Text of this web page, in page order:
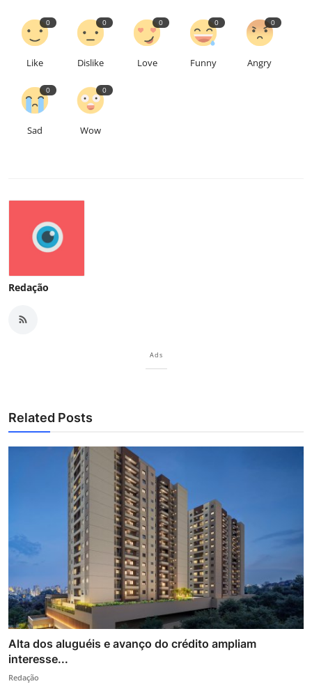
0
Like
0
Dislike
0
Love
0
Funny
0
Angry
0
Sad
0
Wow
Redação
Ads
Related Posts
Alta dos aluguéis e avanço do crédito ampliam
interesse...
Redação